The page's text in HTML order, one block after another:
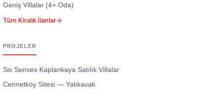
Geniş Villalar (4+ Oda)
Tüm Kiralık İlanlar→
PROJELER
Six Senses Kaplankaya Satılık Villalar
Cennetköy Sitesi — Yalıkavak